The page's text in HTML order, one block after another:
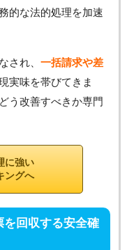
的な法的処理を加速
され、 一括請求や差
実味を帯びてきま
う改善すべきか専門
に強い
ングへ
回収する安全確